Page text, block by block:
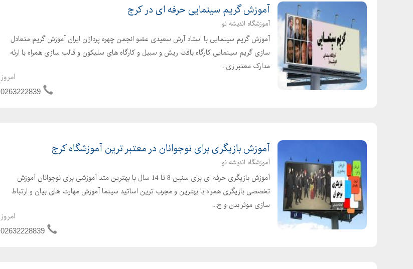
آموزش گریم سینمایی حرفه ای در کرج
آموزشگاه اندیشه نو
آموزش گریم سینمایی با استاد آرش سعیدی عضو انجمن چهره پردازان ایران آموزش گریم متعادل
سازی گریم سینمایی کارگاه بافت ریش و سبیل و کارگاه های سلیکون و قالب سازی همراه با ارئه
مدارک معتبر زی...
امروز
0263222839
آموزش بازیگری برای نوجوانان در معتبر ترین آموزشگاه کرج
آموزشگاه اندیشه نو
آموزش بازیگری حرفه ای برای سنین 8 تا 14 سال با بهترین متد آموزشی برای نوجوانان آموزش
تخصصی بازیگری همراه با بهترین و مجرب ترین اساتید سینما آموزش مهارت های بیان و ارتباط
سازی موثر بدن و ح...
امروز
02632228839